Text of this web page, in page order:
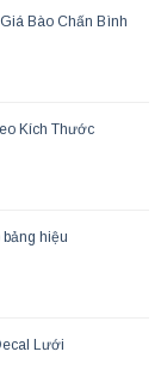
Bào Chấn Bình
Kích Thước
hiệu
Lưới